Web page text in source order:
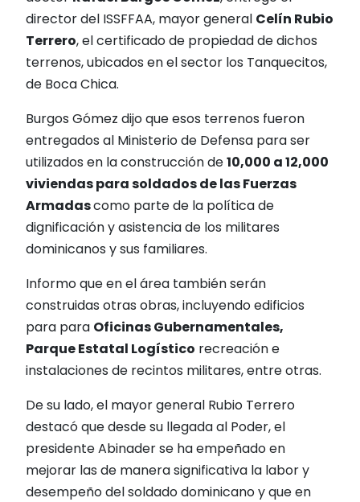
director del ISSFFAA, mayor general Celín Rubio
Terrero, el certificado de propiedad de dichos
terrenos, ubicados en el sector los Tanquecitos,
de Boca Chica.
Burgos Gómez dijo que esos terrenos fueron
entregados al Ministerio de Defensa para ser
utilizados en la construcción de10,000 a 12,000
viviendas para soldados de las Fuerzas
Armadascomo parte de la política de
dignificación y asistencia de los militares
dominicanos y sus familiares.
Informo que en el área también serán
construidas otras obras, incluyendo edificios
para para Oficinas Gubernamentales,
Parque Estatal Logístico recreación e
instalaciones de recintos militares, entre otras.
De su lado, el mayor general Rubio Terrero
destacó que desde su llegada al Poder, el
presidente Abinader se ha empeñado en
mejorar las de manera significativa la labor y
desempeño del soldado dominicano y que en